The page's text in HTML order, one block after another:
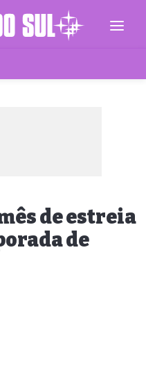
de estreia
de